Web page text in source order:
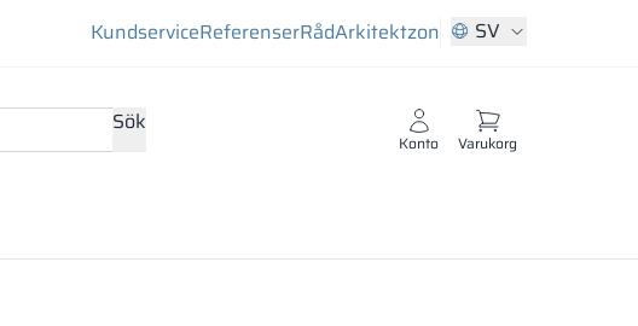
KundserviceReferenserRådArkitektzon SV
Sök
Konto Varukorg